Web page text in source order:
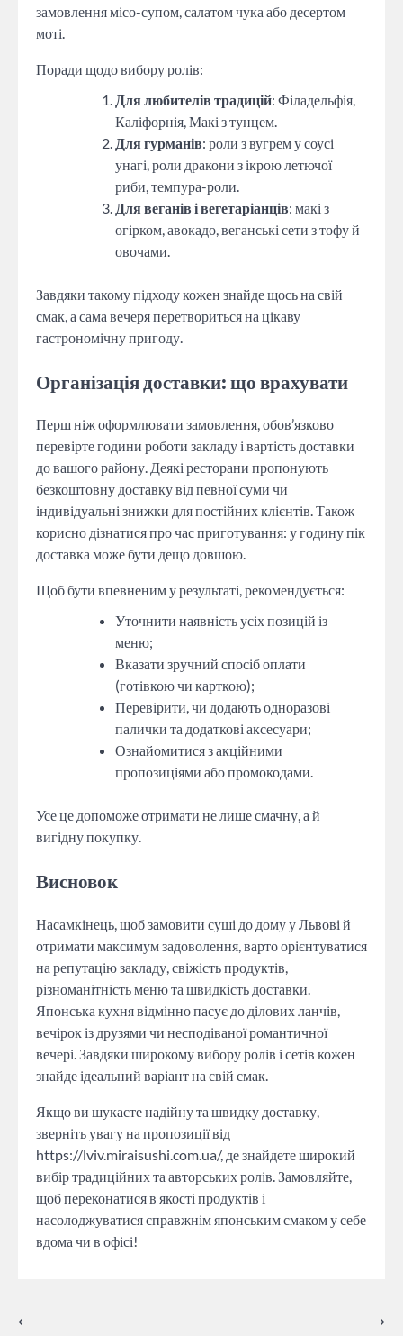
замовлення місо-супом, салатом чука або десертом
моті.
Поради щодо вибору ролів:
Для любителів традицій: Філадельфія,
Каліфорнія, Макі з тунцем.
Для гурманів: роли з вугрем у соусі
унагі, роли дракони з ікрою летючої
риби, темпура-роли.
Для веганів і вегетаріанців: макі з
огірком, авокадо, веганські сети з тофу й
овочами.
Завдяки такому підходу кожен знайде щось на свій
смак, а сама вечеря перетвориться на цікаву
гастрономічну пригоду.
Організація доставки: що врахувати
Перш ніж оформлювати замовлення, обов’язково
перевірте години роботи закладу і вартість доставки
до вашого району. Деякі ресторани пропонують
безкоштовну доставку від певної суми чи
індивідуальні знижки для постійних клієнтів. Також
корисно дізнатися про час приготування: у годину пік
доставка може бути дещо довшою.
Щоб бути впевненим у результаті, рекомендується:
Уточнити наявність усіх позицій із
меню;
Вказати зручний спосіб оплати
(готівкою чи карткою);
Перевірити, чи додають одноразові
палички та додаткові аксесуари;
Ознайомитися з акційними
пропозиціями або промокодами.
Усе це допоможе отримати не лише смачну, а й
вигідну покупку.
Висновок
Насамкінець, щоб замовити суші до дому у Львові й
отримати максимум задоволення, варто орієнтуватися
на репутацію закладу, свіжість продуктів,
різноманітність меню та швидкість доставки.
Японська кухня відмінно пасує до ділових ланчів,
вечірок із друзями чи несподіваної романтичної
вечері. Завдяки широкому вибору ролів і сетів кожен
знайде ідеальний варіант на свій смак.
Якщо ви шукаєте надійну та швидку доставку,
зверніть увагу на пропозиції від
https://lviv.miraisushi.com.ua/, де знайдете широкий
вибір традиційних та авторських ролів. Замовляйте,
щоб переконатися в якості продуктів і
насолоджуватися справжнім японським смаком у себе
вдома чи в офісі!
Навігація
⟵
⟶